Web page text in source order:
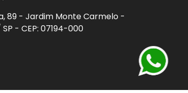
Empilhadeiras 25 ton
89 - Jardim Monte Carmelo -
- CEP: 07194-000